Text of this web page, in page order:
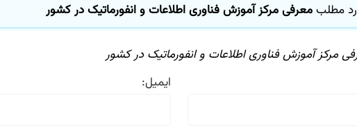
مطلبمعرفی مرکز آموزش فناوری اطلاعات و انفورماتیک در کشور
مرکز آموزش فناوری اطلاعات و انفورماتیک در کشور
ایمیل: